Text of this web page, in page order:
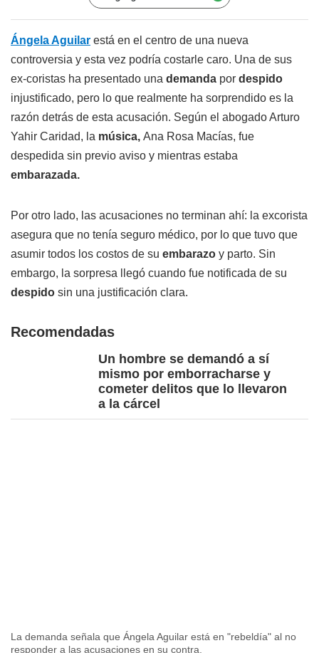
Ángela Aguilar está en el centro de una nueva
controversia y esta vez podría costarle caro. Una de sus
ex-coristas ha presentado una demanda por despido
injustificado, pero lo que realmente ha sorprendido es la
razón detrás de esta acusación. Según el abogado Arturo
Yahir Caridad, la música, Ana Rosa Macías, fue
despedida sin previo aviso y mientras estaba
embarazada.
Por otro lado, las acusaciones no terminan ahí: la excorista
asegura que no tenía seguro médico, por lo que tuvo que
asumir todos los costos de su embarazo y parto. Sin
embargo, la sorpresa llegó cuando fue notificada de su
despido sin una justificación clara.
Recomendadas
Un hombre se demandó a sí
mismo por emborracharse y
cometer delitos que lo llevaron
a la cárcel
La demanda señala que Ángela Aguilar está en "rebeldía" al no
responder a las acusaciones en su contra.